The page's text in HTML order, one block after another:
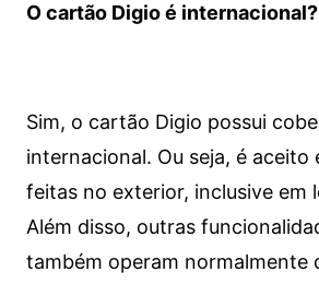
O cartão Digio é internacional?
Sim, o cartão Digio possui
internacional. Ou seja, é aceito
feitas no exterior, inclusive em
Além disso, outras
também operam normalmente